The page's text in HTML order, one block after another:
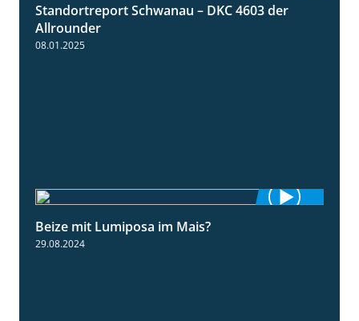
1:17
Standortreport Schwanau – DKC 4603 der
Allrounder
08.01.2025
Beize mit Lumiposa im Mais?
29.08.2024